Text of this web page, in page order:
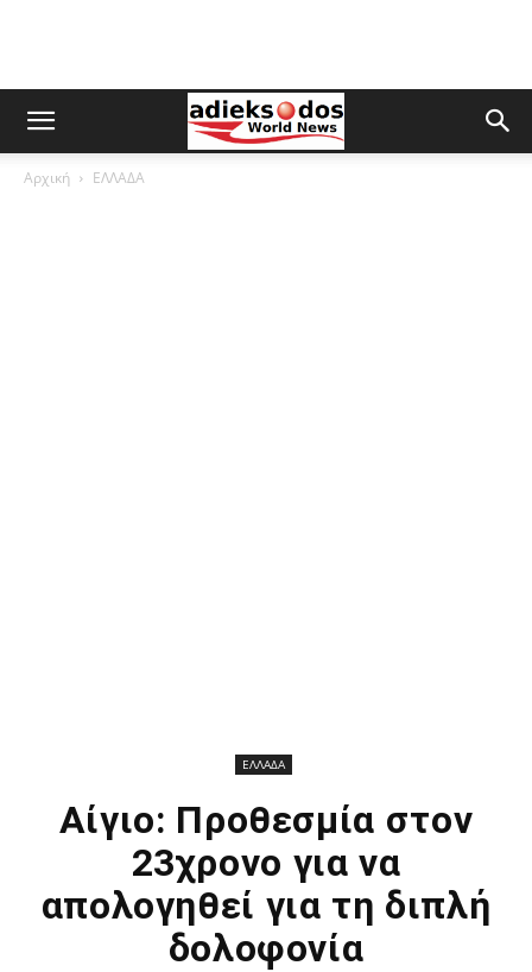
Αρχική ΕΛΛΑΔΑ
ΕΛΛΑΔΑ
Αίγιο: Προθεσμία στον
23χρονο για να
απολογηθεί για τη διπλή
δολοφονία